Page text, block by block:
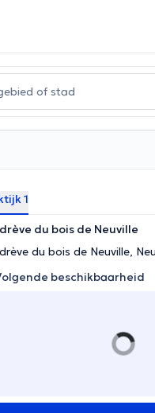
1
du bois de Neuville
du bois de Neuville,
beschikbaarheid